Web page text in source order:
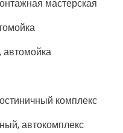
мастерская
комплекс
автокомплекс